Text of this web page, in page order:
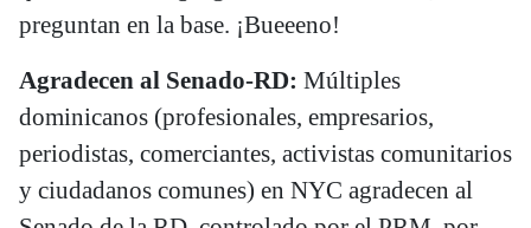
preguntan en la base. ¡Bueeeno!
Agradecen al Senado-RD: Múltiples
dominicanos (profesionales, empresarios,
periodistas, comerciantes, activistas comunitarios
y ciudadanos comunes) en NYC agradecen al